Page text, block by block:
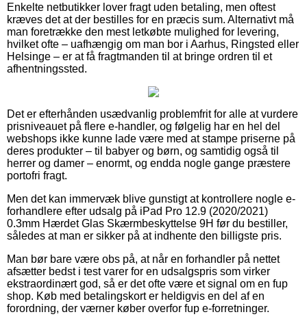
Enkelte netbutikker lover fragt uden betaling, men oftest
kræves det at der bestilles for en præcis sum. Alternativt må
man foretrække den mest letkøbte mulighed for levering,
hvilket ofte – uafhængig om man bor i Aarhus, Ringsted eller
Helsinge – er at få fragtmanden til at bringe ordren til et
afhentningssted.
Det er efterhånden usædvanlig problemfrit for alle at vurdere
prisniveauet på flere e-handler, og følgelig har en hel del
webshops ikke kunne lade være med at stampe priserne på
deres produkter – til babyer og børn, og samtidig også til
herrer og damer – enormt, og endda nogle gange præstere
portofri fragt.
Men det kan immervæk blive gunstigt at kontrollere nogle e-
forhandlere efter udsalg på iPad Pro 12.9 (2020/2021)
0.3mm Hærdet Glas Skærmbeskyttelse 9H før du bestiller,
således at man er sikker på at indhente den billigste pris.
Man bør bare være obs på, at når en forhandler på nettet
afsætter bedst i test varer for en udsalgspris som virker
ekstraordinært god, så er det ofte være et signal om en fup
shop. Køb med betalingskort er heldigvis en del af en
forordning, der værner køber overfor fup e-forretninger.